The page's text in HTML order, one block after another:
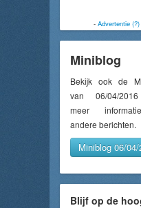
- Advertentie (?)
Miniblog
Bekijk ook de
van 06/04/
meer
andere berichten.
Miniblog 06/
Blijf op de